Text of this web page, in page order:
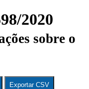
2020
sobre o
Exportar CSV